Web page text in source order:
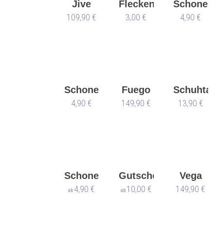
Jive
109,90 €
Flecken
Werner
3,00 €
Schoner
Nueva
4,90 €
Schoner
Art
4,90 €
Fuego
Low-
149,90 € 13,90 €
Schoner
Anna
ab 4,90 €
Gutschein
Weihnachten
ab 10,00 €
Vega
149,90 €